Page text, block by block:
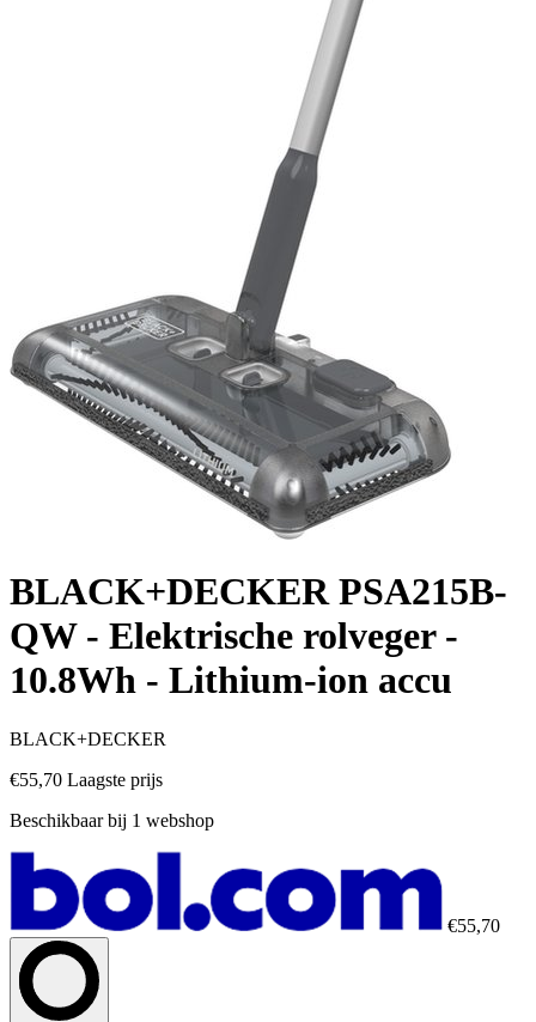
BLACK+DECKER PSA215B-
QW - Elektrische rolveger -
10.8Wh - Lithium-ion accu
BLACK+DECKER
€55,70 Laagste prijs
Beschikbaar bij 1 webshop
€55,70